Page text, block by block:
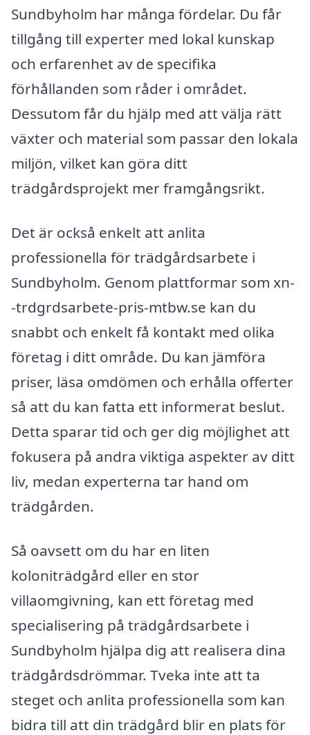
Sundbyholm har många fördelar. Du får
tillgång till experter med lokal kunskap
och erfarenhet av de specifika
förhållanden som råder i området.
Dessutom får du hjälp med att välja rätt
växter och material som passar den lokala
miljön, vilket kan göra ditt
trädgårdsprojekt mer framgångsrikt.
Det är också enkelt att anlita
professionella för trädgårdsarbete i
Sundbyholm. Genom plattformar som xn-
-trdgrdsarbete-pris-mtbw.se kan du
snabbt och enkelt få kontakt med olika
företag i ditt område. Du kan jämföra
priser, läsa omdömen och erhålla offerter
så att du kan fatta ett informerat beslut.
Detta sparar tid och ger dig möjlighet att
fokusera på andra viktiga aspekter av ditt
liv, medan experterna tar hand om
trädgården.
Så oavsett om du har en liten
koloniträdgård eller en stor
villaomgivning, kan ett företag med
specialisering på trädgårdsarbete i
Sundbyholm hjälpa dig att realisera dina
trädgårdsdrömmar. Tveka inte att ta
steget och anlita professionella som kan
bidra till att din trädgård blir en plats för